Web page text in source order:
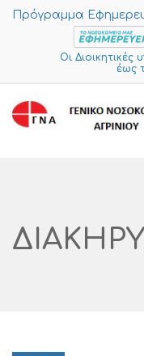
Πρόγραμμα
Οι Διοικητικές
έως